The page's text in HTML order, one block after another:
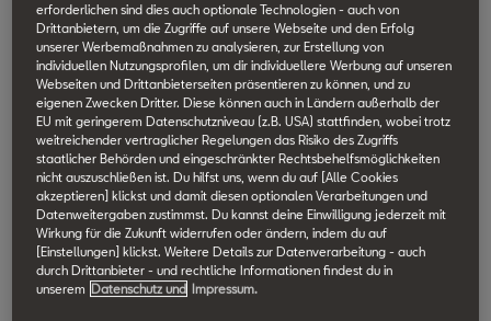
Verkaufskünstler
erforderlichen sind dies auch optionale Technologien - auch von
Drittanbietern, um die Zugriffe auf unsere Webseite und den Erfolg
unserer Werbemaßnahmen zu analysieren, zur Erstellung von
individuellen Nutzungsprofilen, um dir individuellere Werbung auf unseren
Webseiten und Drittanbieterseiten präsentieren zu können, und zu
eigenen Zwecken Dritter. Diese können auch in Ländern außerhalb der
EU mit geringerem Datenschutzniveau (z.B. USA) stattfinden, wobei trotz
weitreichender vertraglicher Regelungen das Risiko des Zugriffs
staatlicher Behörden und eingeschränkter Rechtsbehelfsmöglichkeiten
nicht auszuschließen ist. Du hilfst uns, wenn du auf [Alle Cookies
akzeptieren] klickst und damit diesen optionalen Verarbeitungen und
Datenweitergaben zustimmst. Du kannst deine Einwilligung jederzeit mit
Wirkung für die Zukunft widerrufen oder ändern, indem du auf
[Einstellungen] klickst. Weitere Details zur Datenverarbeitung - auch
durch Drittanbieter - und rechtliche Informationen findest du in
unserem Datenschutz und Impressum.